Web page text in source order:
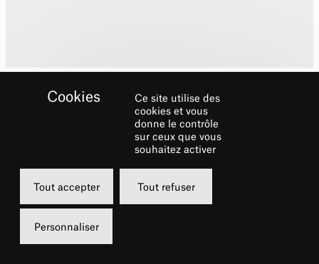
Biographie
Axelle du Rouret est née à Paris. Elle vit dans
différents pays entre 1970 et 1985
(Angleterre, Tunisie, Italie, Hollande). De
Ce site utilise des
cookies et vous
donne le contrôle
sur ceux que vous
souhaitez activer
Tout accepter Tout refuser
Personnaliser